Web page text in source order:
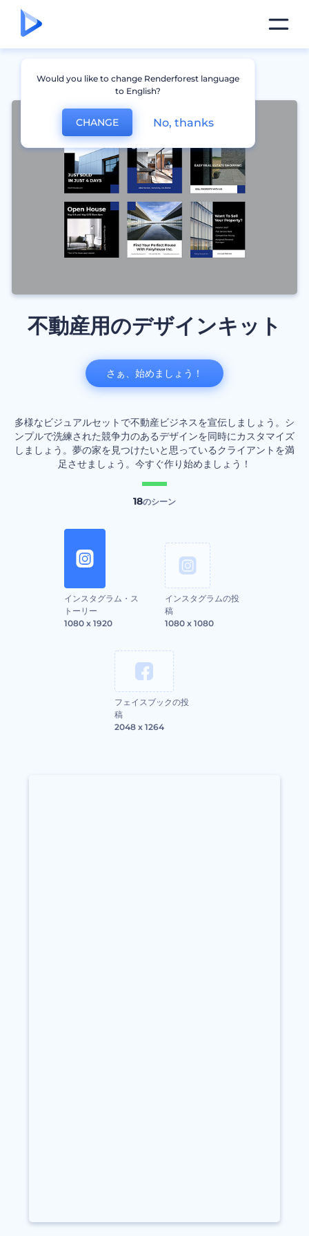
不動産用のデザインキット
多様なビジュアルセットで不動産ビジネスを宣伝しましょう。シ
ンプルで洗練された競争力のあるデザインを同時にカスタマイズ
しましょう。夢の家を見つけたいと思っているクライアントを満
足させましょう。今すぐ作り始めましょう！
18のシーン
インスタグラム・ス
トーリー
1080 x 1920
インスタグラムの投
稿
1080 x 1080
フェイスブックの投
稿
2048 x 1264
さぁ、始めましょう！
Would you like to change Renderforest language
to English?
CHANGE No, thanks